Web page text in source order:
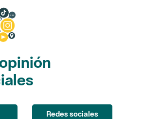
Redes sociales